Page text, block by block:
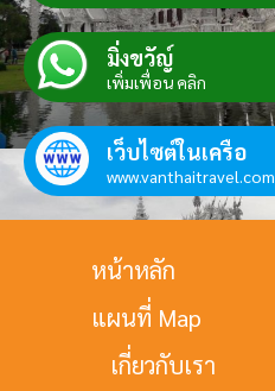
มิ่งขวัญ์
เพิ่มเพื่อน คลิก
เว็บไซต์ในเครือ
www.vanthaitravel.com
หน้าหลัก
แผนที่ Map
เกี่ยวกับเรา